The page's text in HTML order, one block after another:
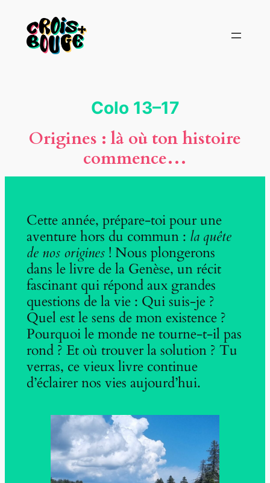
contenu
Colo 13–17
Origines : là où ton histoire
commence…
Cette année, prépare-toi pour une
aventure hors du commun : la quête
de nos origines! Nous plongerons
dans le livre de la Genèse, un récit
fascinant qui répond aux grandes
questions de la vie : Qui suis-je ?
Quel est le sens de mon existence ?
Pourquoi le monde ne tourne-t-il pas
rond ? Et où trouver la solution ? Tu
verras, ce vieux livre continue
d’éclairer nos vies aujourd’hui.